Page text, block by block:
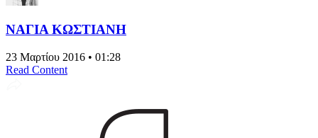
ΝΑΓΙΑ ΚΩΣΤΙΑΝΗ
23 Μαρτίου 2016 • 01:28
Read Content